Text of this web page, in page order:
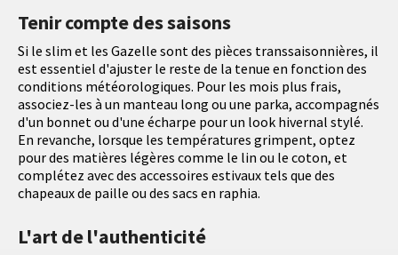
Tenir compte des saisons
Si le slim et les Gazelle sont des pièces transsaisonnières, il
est essentiel d'ajuster le reste de la tenue en fonction des
conditions météorologiques. Pour les mois plus frais,
associez-les à un manteau long ou une parka, accompagnés
d'un bonnet ou d'une écharpe pour un look hivernal stylé.
En revanche, lorsque les températures grimpent, optez
pour des matières légères comme le lin ou le coton, et
complétez avec des accessoires estivaux tels que des
chapeaux de paille ou des sacs en raphia.
L'art de l'authenticité